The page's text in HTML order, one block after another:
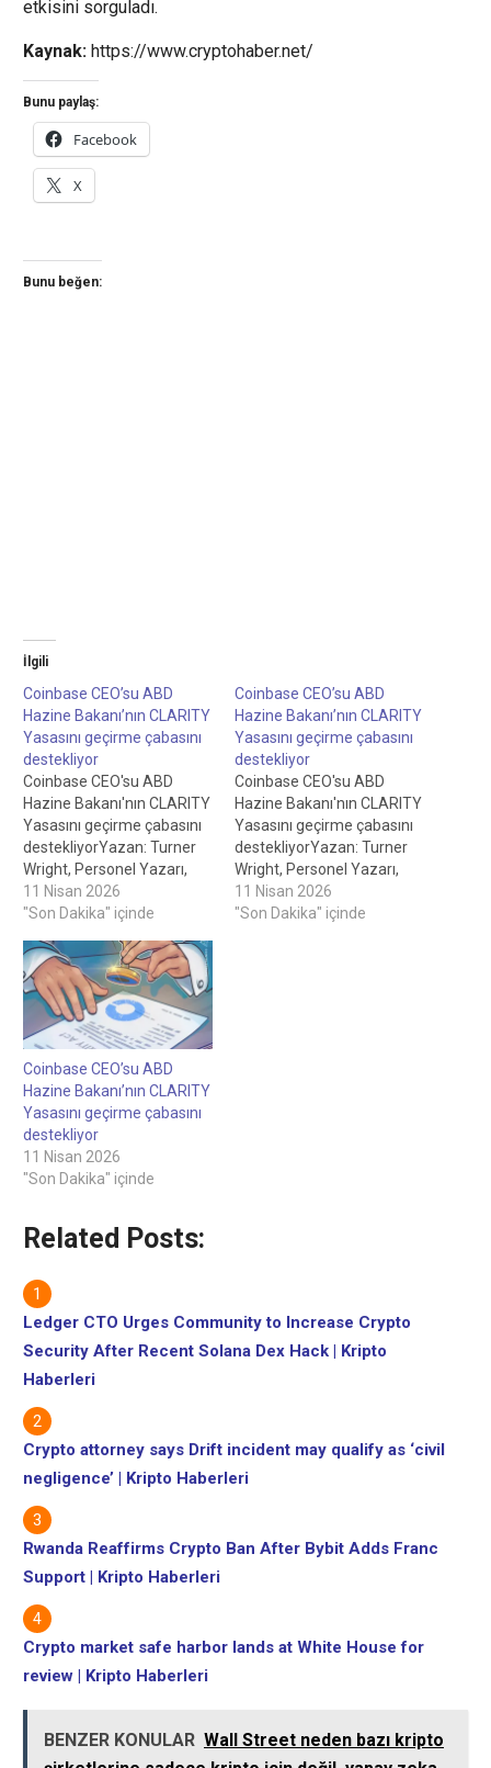
etkisini sorguladı.
Kaynak: https://www.cryptohaber.net/
Bunu paylaş:
Facebook
X
Bunu beğen:
İlgili
Coinbase CEO’su ABD
Hazine Bakanı’nın CLARITY
Yasasını geçirme çabasını
destekliyor
Coinbase CEO'su ABD
Hazine Bakanı'nın CLARITY
Yasasını geçirme çabasını
destekliyorYazan: Turner
Wright, Personel Yazarı,
Eleştiren: Sam Bourgi,
Personel Editörü Coinbase
Bakanı'nın CLARITY
Yasasını geçirme çabasını
destekliyor 18 saat önce
Kamuya yapılan açıklama,
CEO'nun Coinbase'in
önemli bir komite
oylamasından önce kripto
tasarısını "yazıldığı gibi"
destekleyemeyeceğini
söylemesinden yaklaşık
üç…
11 Nisan 2026
"Son Dakika" içinde
Coinbase CEO’su ABD
Hazine Bakanı’nın CLARITY
Yasasını geçirme çabasını
destekliyor
Coinbase CEO'su ABD
Hazine Bakanı'nın CLARITY
Yasasını geçirme çabasını
destekliyorYazan: Turner
Wright, Personel Yazarı,
Eleştiren: Sam Bourgi,
Personel Editörü Coinbase
11 Nisan 2026
"Son Dakika" içinde
Coinbase CEO’su ABD
Hazine Bakanı’nın CLARITY
Yasasını geçirme çabasını
destekliyor
11 Nisan 2026
"Son Dakika" içinde
Related Posts:
Ledger CTO Urges Community to Increase Crypto
Security After Recent Solana Dex Hack | Kripto
Haberleri
Crypto attorney says Drift incident may qualify as ‘civil
negligence’ | Kripto Haberleri
Rwanda Reaffirms Crypto Ban After Bybit Adds Franc
Support | Kripto Haberleri
Crypto market safe harbor lands at White House for
review | Kripto Haberleri
BENZER KONULAR Wall Street neden bazı kripto